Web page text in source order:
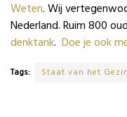
Weten. Wij
Nederland. Ruim 800
denktank. Doe je ook
Tags: Staat van het Gezin